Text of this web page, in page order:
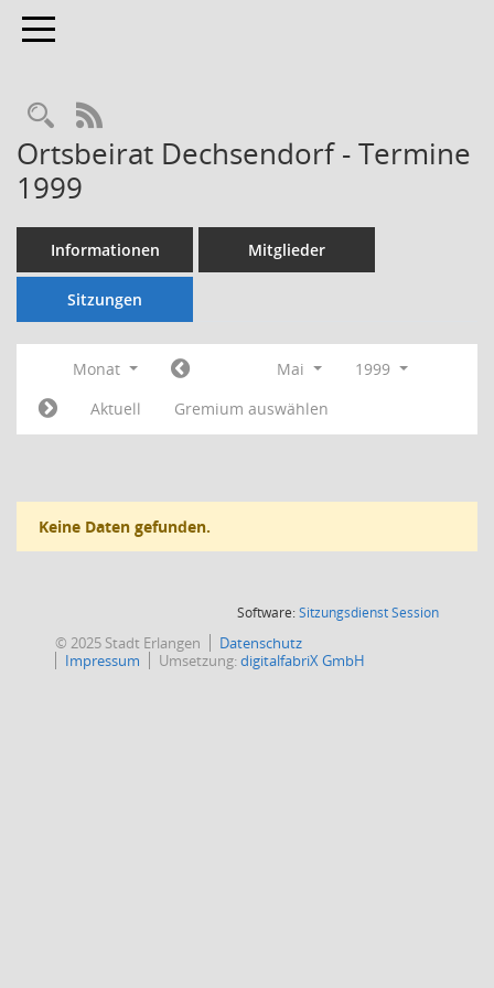
Toggle navigation
Rechercheauswahl
RSS-Feed
Ortsbeirat Dechsendorf - Termine
1999
Informationen Mitglieder
Sitzungen
Monat Mai
1999
Aktuell
Gremium auswählen
Keine Daten gefunden.
Software:SitzungsdienstSession(Wird in
© 2025 Stadt Erlangen
Datenschutz
Impressum
Umsetzung:digitalfabriX GmbH